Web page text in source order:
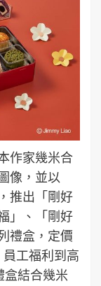
作家幾米合
像，並以
推出「剛好
」、「剛好
禮盒，定價
工福利到高
盒結合幾米